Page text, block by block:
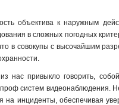
объектива к наружным
в сложных погодных
в совокупы с высочайшим
нас привыкло говорить,
систем видеонаблюдения.
на инциденты, обеспечивая